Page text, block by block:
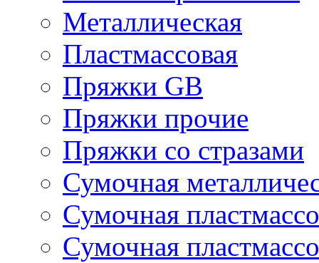
Металлическая
Пластмассовая
Пряжки GB
Пряжки прочие
Пряжки со стразами
Сумочная
Сумочная
Сумочная